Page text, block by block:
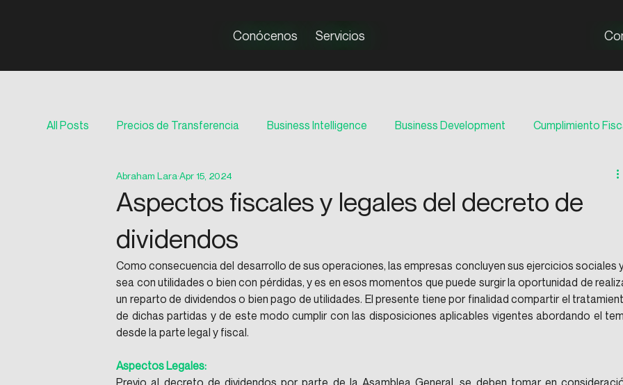
Conócenos Servicios
All Posts Precios de Transferencia Business Intelligence Business Development Cumplimiento
Auditoría
Aspectos fiscales y legales del decreto de
dividendos
Abraham Lara Apr 15, 2024
Como consecuencia del desarrollo de sus operaciones, las empresas concluyen sus ejercicios sociales
sea con utilidades o bien con pérdidas, y es en esos momentos que puede surgir la oportunidad de
un reparto de dividendos o bien pago de utilidades. El presente tiene por finalidad compartir el
de dichas partidas y de este modo cumplir con las disposiciones aplicables vigentes abordando el
desde la parte legal y fiscal.
Aspectos Legales:
Previo al decreto de dividendos por parte de la Asamblea General, se deben tomar en